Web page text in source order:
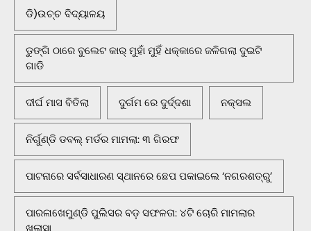
ଡି)ଉଚ୍ଚ ବିଦ୍ୟାଳୟ
ଡୁଙ୍ଗି ଠାରେ ବୁଲେଟ କାର୍ ମୁହାଁ ମୁହିଁ ଧକ୍କାରେ ଜଳିଗଲା ଦୁଇଟି
ଗାଡି
ଦୀର୍ଘ ମାସ ବିତିଲା ଦୁର୍ଗମ ରେ ଦୁର୍ଦ୍ଦଶା ନକ୍ସଲ
ନିର୍ଗୁଣ୍ଡି ଡବଲ୍ ମର୍ଡର ମାମଲା: ୩ ଗିରଫ
ପାଟନାରେ ସର୍ବସାଧାରଣ ସ୍ଥାନରେ ଛେପ ପକାଇଲେ ‘ନଗରଶତ୍ରୁ’
ପାରଳାଖେମୁଣ୍ଡି ପୁଲିସର ବଡ଼ ସଫଳତା: ୪ଟି ଚୋରି ମାମଲାର